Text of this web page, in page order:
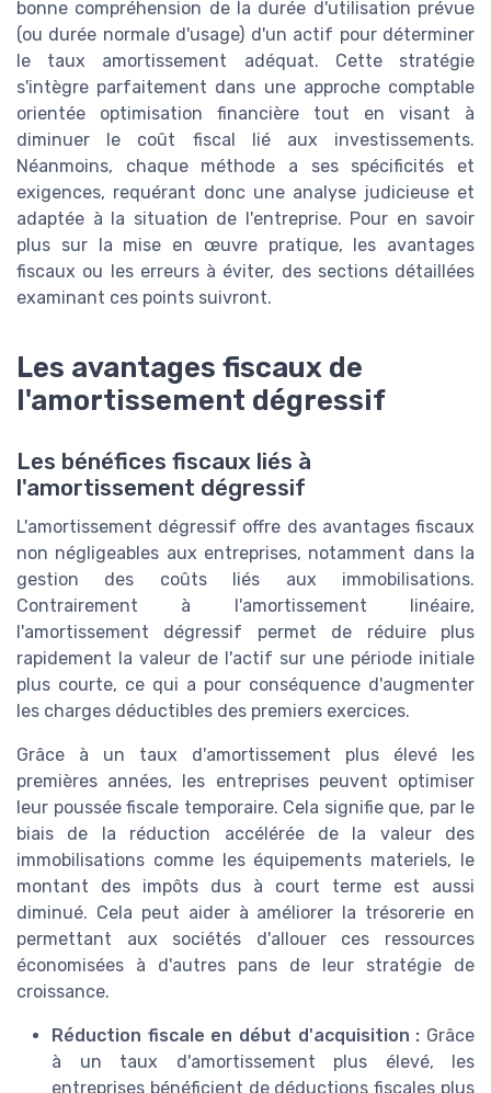
bonne compréhension de la durée d'utilisation prévue
(ou durée normale d'usage) d'un actif pour déterminer
le taux amortissement adéquat. Cette stratégie
s'intègre parfaitement dans une approche comptable
orientée optimisation financière tout en visant à
diminuer le coût fiscal lié aux investissements.
Néanmoins, chaque méthode a ses spécificités et
exigences, requérant donc une analyse judicieuse et
adaptée à la situation de l'entreprise. Pour en savoir
plus sur la mise en œuvre pratique, les avantages
fiscaux ou les erreurs à éviter, des sections détaillées
examinant ces points suivront.
Les avantages fiscaux de
l'amortissement dégressif
Les bénéfices fiscaux liés à
l'amortissement dégressif
L'amortissement dégressif offre des avantages fiscaux
non négligeables aux entreprises, notamment dans la
gestion des coûts liés aux immobilisations.
Contrairement à l'amortissement linéaire,
l'amortissement dégressif permet de réduire plus
rapidement la valeur de l'actif sur une période initiale
plus courte, ce qui a pour conséquence d'augmenter
les charges déductibles des premiers exercices.
Grâce à un taux d'amortissement plus élevé les
premières années, les entreprises peuvent optimiser
leur poussée fiscale temporaire. Cela signifie que, par le
biais de la réduction accélérée de la valeur des
immobilisations comme les équipements materiels, le
montant des impôts dus à court terme est aussi
diminué. Cela peut aider à améliorer la trésorerie en
permettant aux sociétés d'allouer ces ressources
économisées à d'autres pans de leur stratégie de
croissance.
Réduction fiscale en début d'acquisition : Grâce
à un taux d'amortissement plus élevé, les
entreprises bénéficient de déductions fiscales plus